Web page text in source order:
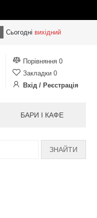
Сьогодні вихідний
Порівняння 0
Закладки 0
Вхід / Реєстрація
БАРИ І КАФЕ
ЗНАЙТИ